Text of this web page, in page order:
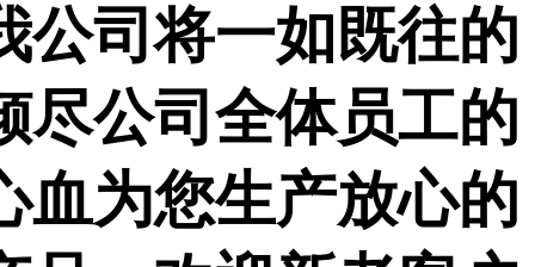
公司将一如既往的
尽公司全体员工的
血为您生产放心的